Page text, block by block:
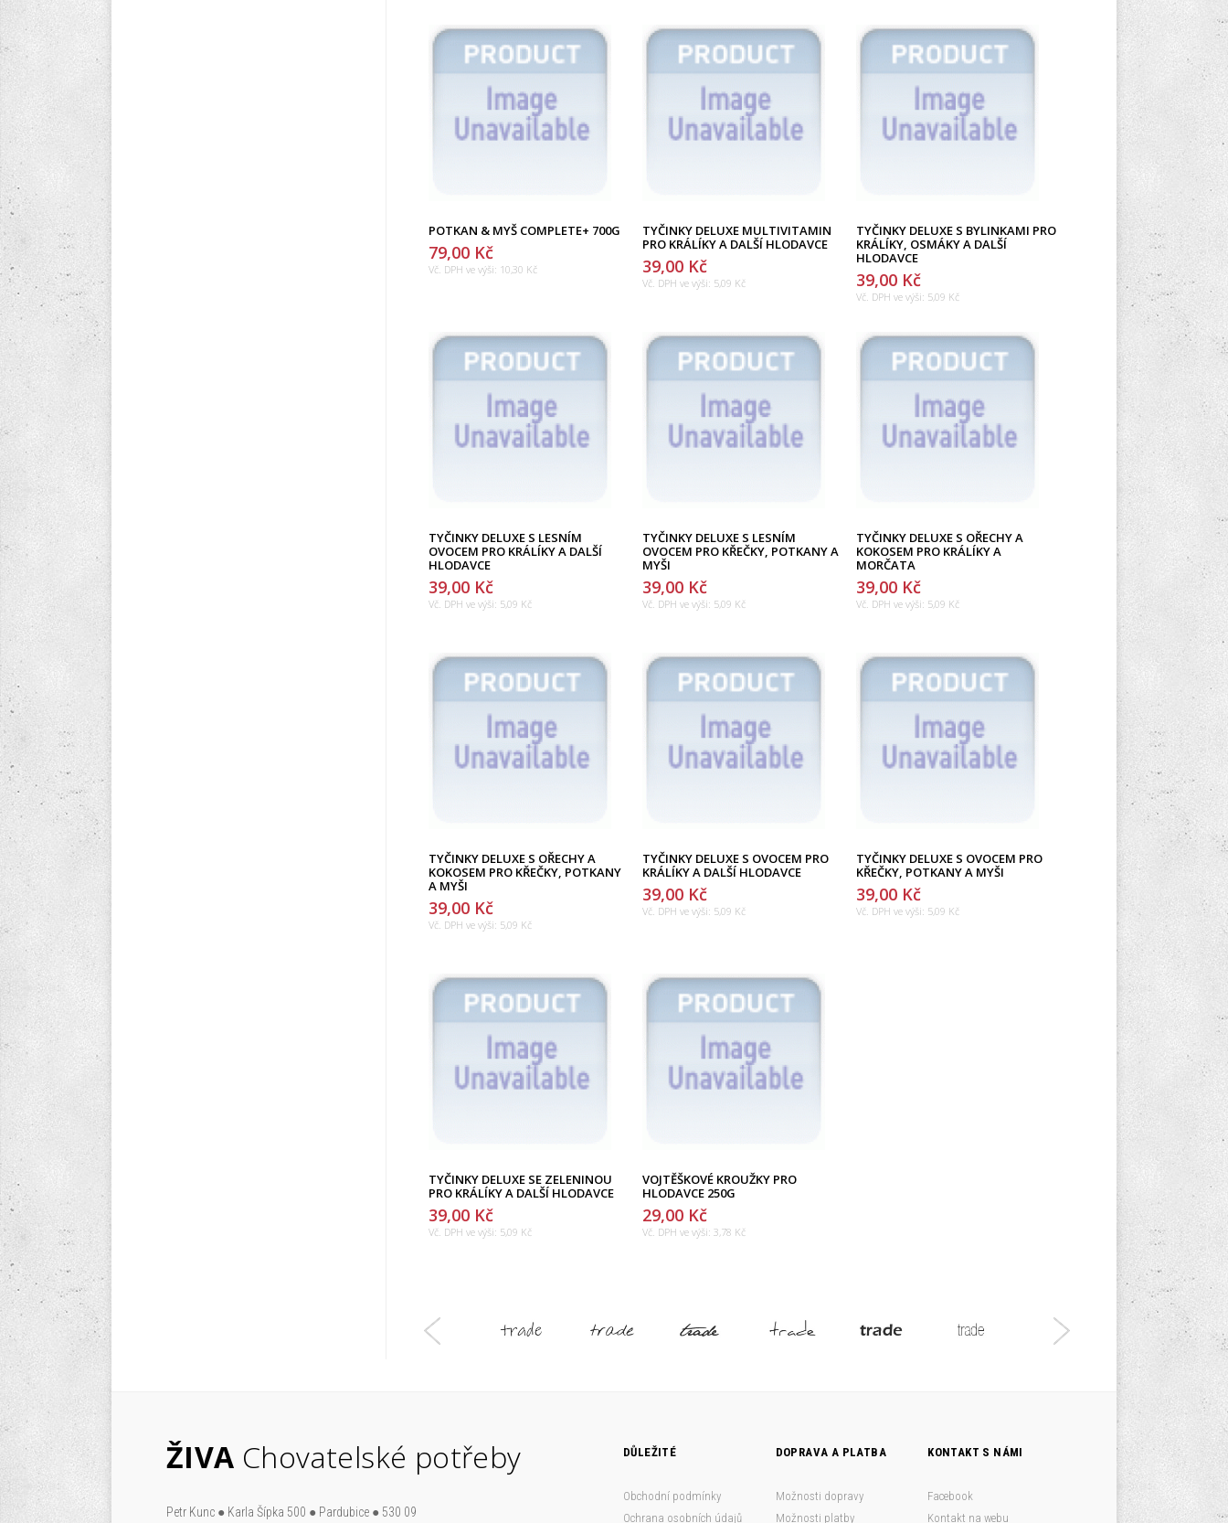
POTKAN & MYŠ COMPLETE+ 700G
79,00 Kč
Vč. DPH ve výši: 10,30 Kč
TYČINKY DELUXE MULTIVITAMIN
PRO KRÁLÍKY A DALŠÍ HLODAVCE
39,00 Kč
Vč. DPH ve výši: 5,09 Kč
TYČINKY DELUXE S BYLINKAMI PRO
KRÁLÍKY, OSMÁKY A DALŠÍ
HLODAVCE
39,00 Kč
Vč. DPH ve výši: 5,09 Kč
TYČINKY DELUXE S LESNÍM
OVOCEM PRO KRÁLÍKY A DALŠÍ
HLODAVCE
39,00 Kč
Vč. DPH ve výši: 5,09 Kč
TYČINKY DELUXE S LESNÍM
OVOCEM PRO KŘEČKY, POTKANY A
MYŠI
39,00 Kč
Vč. DPH ve výši: 5,09 Kč
TYČINKY DELUXE S OŘECHY A
KOKOSEM PRO KRÁLÍKY A
MORČATA
39,00 Kč
Vč. DPH ve výši: 5,09 Kč
TYČINKY DELUXE S OŘECHY A
KOKOSEM PRO KŘEČKY, POTKANY
A MYŠI
39,00 Kč
Vč. DPH ve výši: 5,09 Kč
TYČINKY DELUXE S OVOCEM PRO
KRÁLÍKY A DALŠÍ HLODAVCE
39,00 Kč
Vč. DPH ve výši: 5,09 Kč
TYČINKY DELUXE S OVOCEM PRO
KŘEČKY, POTKANY A MYŠI
39,00 Kč
Vč. DPH ve výši: 5,09 Kč
TYČINKY DELUXE SE ZELENINOU
PRO KRÁLÍKY A DALŠÍ HLODAVCE
39,00 Kč
Vč. DPH ve výši: 5,09 Kč
VOJTĚŠKOVÉ KROUŽKY PRO
HLODAVCE 250G
29,00 Kč
Vč. DPH ve výši: 3,78 Kč
ŽIVA Chovatelské potřeby
Petr Kunc ● Karla Šípka 500 ● Pardubice ● 530 09
DŮLEŽITÉ
Obchodní podmínky
Ochrana osobních údajů
DOPRAVA A PLATBA
Možnosti dopravy
Možnosti platby
KONTAKT S NÁMI
Facebook
Kontakt na webu